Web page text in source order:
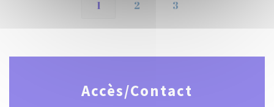
1 2 3
Accès/Contact